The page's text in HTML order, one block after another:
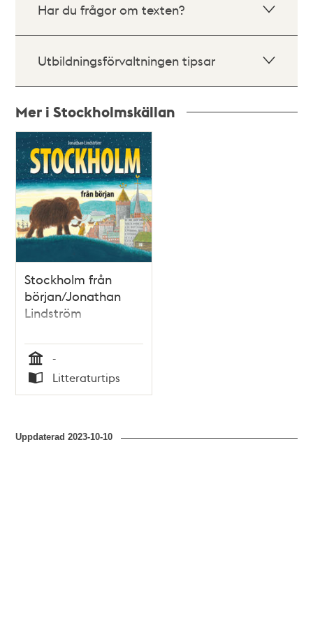
Har du frågor om texten?
Utbildningsförvaltningen tipsar
Mer i Stockholmskällan
Relaterade
poster
och
teman
Stockholm från
början/Jonathan
Lindström
Tid
-
Typ
Litteraturtips
Uppdaterad2023-10-10